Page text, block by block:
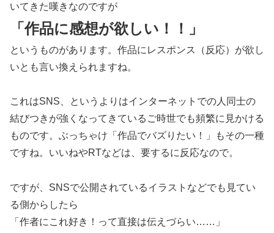
いてきた嘆きなのですが
「作品に感想が欲しい！！」
というものがあります。作品にレスポンス（反応）が欲し
いとも言い換えられますね。
これはSNS、というよりはインターネットでの人同士の
結びつきが強くなってきているご時世でも頻繁に見かける
ものです。ぶっちゃけ「作品でバズりたい！」もその一種
ですね。いいねやRTなどは、要するに反応なので。
ですが、SNSで公開されているイラストなどでも見てい
る側からしたら
「作者にこれ好き！って直接は伝えづらい……」